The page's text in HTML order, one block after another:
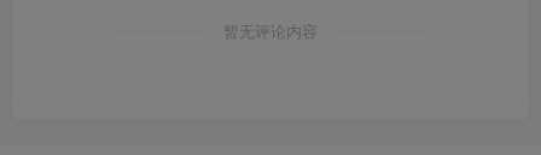
暂无评论内容